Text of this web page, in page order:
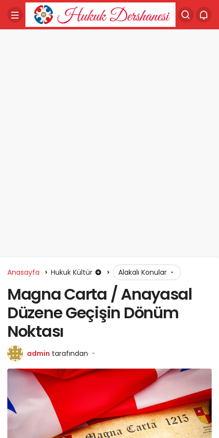
Anasayfa Hukuk Kültür Alakalı Konular
Magna Carta / Anayasal
Düzene Geçişin Dönüm
Noktası
admin tarafından -